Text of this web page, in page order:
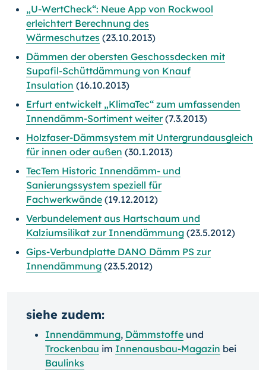
„U-WertCheck“: Neue App von Rockwool
erleichtert Berechnung des
Wärmeschutzes (23.10.2013)
Dämmen der obersten Geschossdecken mit
Supafil-Schüttdämmung von Knauf
Insulation (16.10.2013)
Erfurt entwickelt „KlimaTec“ zum umfassenden
Innendämm-Sortiment weiter(7.3.2013)
Holzfaser-Dämmsystem mit Untergrundausgleich
für innen oder außen (30.1.2013)
TecTem Historic Innendämm- und
Sanierungssystem speziell für
Fachwerkwände (19.12.2012)
Verbundelement aus Hartschaum und
Kalziumsilikat zur Innendämmung (23.5.2012)
Gips-Verbundplatte DANO Dämm PS zur
Innendämmung (23.5.2012)
siehe zudem:
Innendämmung, Dämmstoffe und
Trockenbau im Innenausbau-Magazin bei
Baulinks